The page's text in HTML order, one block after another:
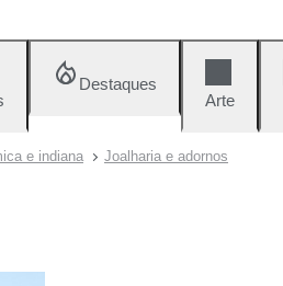
Destaques
Arte
e indiana Joalharia e adornos